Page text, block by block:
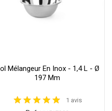
Mélangeur En Inox - 1,4 L - Ø
197 Mm
1 avis